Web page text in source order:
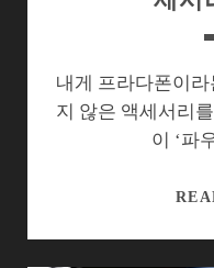
내게 프라다폰이
지 않은 액세서리
이 ‘파